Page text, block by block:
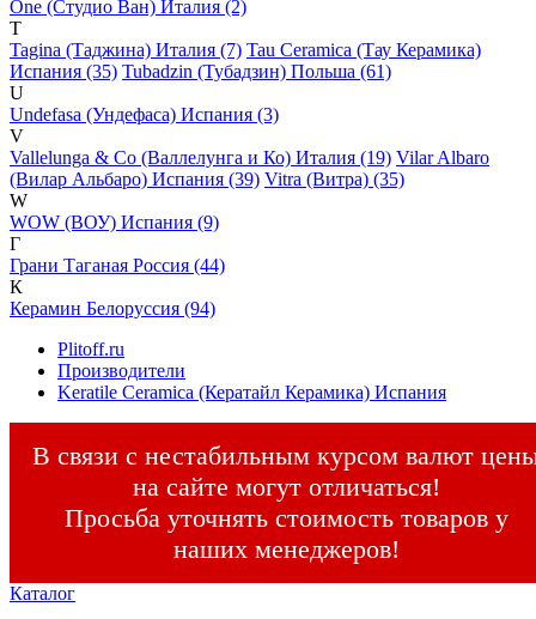
One (Студио Ван) Италия (2)
T
Tagina (Таджина) Италия (7) Tau Ceramica (Тау Керамика)
Испания (35) Tubadzin (Тубадзин) Польша (61)
U
Undefasa (Ундефаса) Испания (3)
V
Vallelunga & Co (Валлелунга и Ко) Италия (19) Vilar Albaro
(Вилар Альбаро) Испания (39) Vitra (Витра) (35)
W
WOW (ВОУ) Испания (9)
Г
Грани Таганая Россия (44)
К
Керамин Белоруссия (94)
Plitoff.ru
Производители
Keratile Ceramica (Кератайл Керамика) Испания
В связи с нестабильным курсом валют
на сайте могут отличаться!
Просьба уточнять стоимость товаров у
наших менеджеров!
Каталог